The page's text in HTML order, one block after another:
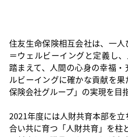
住友生命保険相互会社は、一
＝ウェルビーイングと定義し
踏まえて、人間の心身の幸福
ルビーイングに確かな貢献を
保険会社グループ」の実現を目
2021年度には人財共育本部を
合い共に育つ「人財共育」を柱